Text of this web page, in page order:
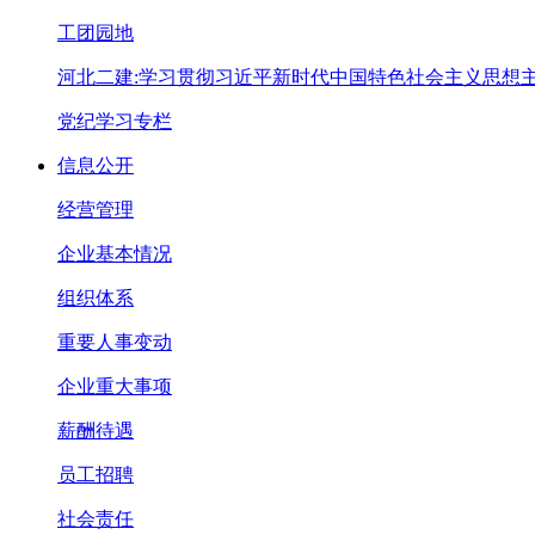
工团园地
河北二建:学习贯彻习近平新时代中国特色社会主义思想
党纪学习专栏
信息公开
经营管理
企业基本情况
组织体系
重要人事变动
企业重大事项
薪酬待遇
员工招聘
社会责任